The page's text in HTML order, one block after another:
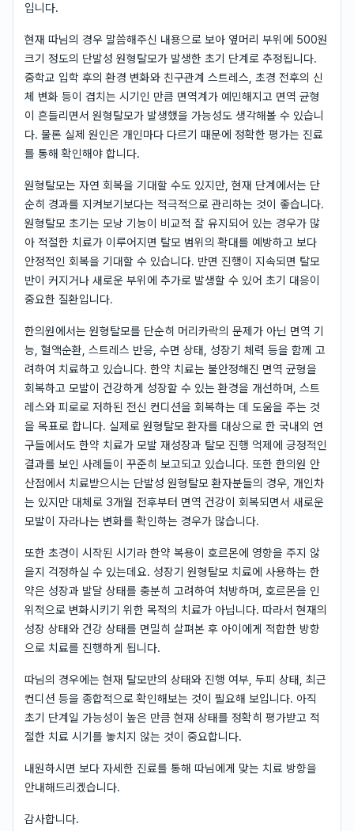
입니다.
현재 따님의 경우 말씀해주신 내용으로 보아 옆머리 부위에 500원
크기 정도의 단발성 원형탈모가 발생한 초기 단계로 추정됩니다.
중학교 입학 후의 환경 변화와 친구관계 스트레스, 초경 전후의 신
체 변화 등이 겹치는 시기인 만큼 면역계가 예민해지고 면역 균형
이 흔들리면서 원형탈모가 발생했을 가능성도 생각해볼 수 있습니
다. 물론 실제 원인은 개인마다 다르기 때문에 정확한 평가는 진료
를 통해 확인해야 합니다.
원형탈모는 자연 회복을 기대할 수도 있지만, 현재 단계에서는 단
순히 경과를 지켜보기보다는 적극적으로 관리하는 것이 좋습니다.
원형탈모 초기는 모낭 기능이 비교적 잘 유지되어 있는 경우가 많
아 적절한 치료가 이루어지면 탈모 범위의 확대를 예방하고 보다
안정적인 회복을 기대할 수 있습니다. 반면 진행이 지속되면 탈모
반이 커지거나 새로운 부위에 추가로 발생할 수 있어 초기 대응이
중요한 질환입니다.
한의원에서는 원형탈모를 단순히 머리카락의 문제가 아닌 면역 기
능, 혈액순환, 스트레스 반응, 수면 상태, 성장기 체력 등을 함께 고
려하여 치료하고 있습니다. 한약 치료는 불안정해진 면역 균형을
회복하고 모발이 건강하게 성장할 수 있는 환경을 개선하며, 스트
레스와 피로로 저하된 전신 컨디션을 회복하는 데 도움을 주는 것
을 목표로 합니다. 실제로 원형탈모 환자를 대상으로 한 국내외 연
구들에서도 한약 치료가 모발 재성장과 탈모 진행 억제에 긍정적인
결과를 보인 사례들이 꾸준히 보고되고 있습니다. 또한 한의원 안
산점에서 치료받으시는 단발성 원형탈모 환자분들의 경우, 개인차
는 있지만 대체로 3개월 전후부터 면역 건강이 회복되면서 새로운
모발이 자라나는 변화를 확인하는 경우가 많습니다.
또한 초경이 시작된 시기라 한약 복용이 호르몬에 영향을 주지 않
을지 걱정하실 수 있는데요. 성장기 원형탈모 치료에 사용하는 한
약은 성장과 발달 상태를 충분히 고려하여 처방하며, 호르몬을 인
위적으로 변화시키기 위한 목적의 치료가 아닙니다. 따라서 현재의
성장 상태와 건강 상태를 면밀히 살펴본 후 아이에게 적합한 방향
으로 치료를 진행하게 됩니다.
따님의 경우에는 현재 탈모반의 상태와 진행 여부, 두피 상태, 최근
컨디션 등을 종합적으로 확인해보는 것이 필요해 보입니다. 아직
초기 단계일 가능성이 높은 만큼 현재 상태를 정확히 평가받고 적
절한 치료 시기를 놓치지 않는 것이 중요합니다.
내원하시면 보다 자세한 진료를 통해 따님에게 맞는 치료 방향을
안내해드리겠습니다.
감사합니다.